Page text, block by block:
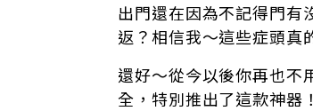
出門還在因為不記得門有
返？相信我～這些症頭真
還好～從今以後你再也不
全，特別推出了這款神器